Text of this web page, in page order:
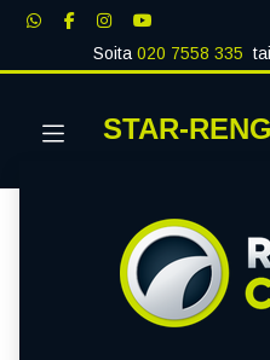
Soita020 7558 335 tai
STAR-